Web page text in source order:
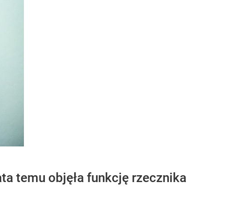
temu objęła funkcję rzecznika